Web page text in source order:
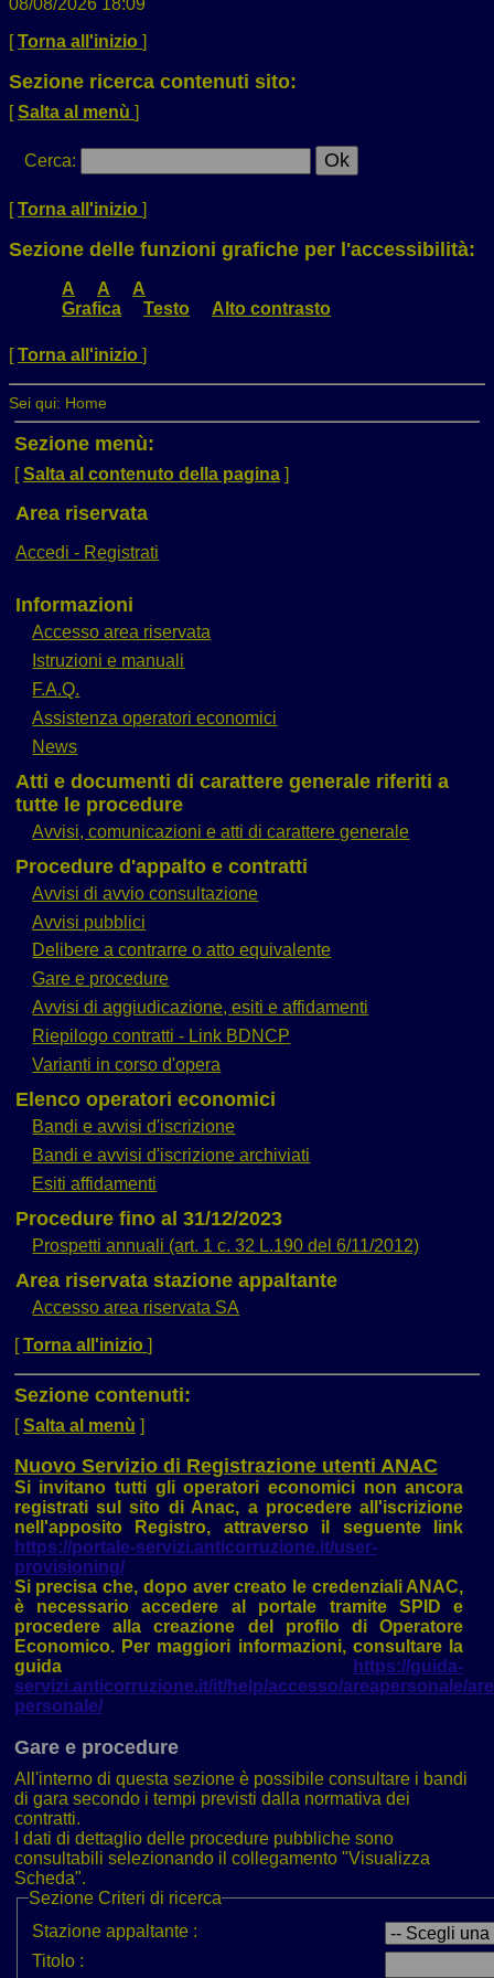
08/08/2026 18:09
[Torna all'inizio ]
Sezione ricerca contenuti sito:
[Salta al menù ]
Cerca:
[Torna all'inizio ]
Sezione delle funzioni grafiche per l'accessibilità:
A A
A
Grafica
Testo Alto contrasto
[Torna all'inizio ]
Sei qui: Home
Sezione menù:
[Salta al contenuto della pagina]
Area riservata
Accedi - Registrati
Informazioni
Accesso area riservata
Istruzioni e manuali
F.A.Q.
Assistenza operatori economici
News
Atti e documenti di carattere generale riferiti a
tutte le procedure
Avvisi, comunicazioni e atti di carattere generale
Procedure d'appalto e contratti
Avvisi di avvio consultazione
Avvisi pubblici
Delibere a contrarre o atto equivalente
Gare e procedure
Avvisi di aggiudicazione, esiti e affidamenti
Riepilogo contratti - Link BDNCP
Varianti in corso d'opera
Elenco operatori economici
Bandi e avvisi d'iscrizione
Bandi e avvisi d'iscrizione archiviati
Esiti affidamenti
Procedure fino al 31/12/2023
Prospetti annuali (art. 1 c. 32 L.190 del 6/11/2012)
Area riservata stazione appaltante
Accesso area riservata SA
[Torna all'inizio ]
Sezione contenuti:
[Salta al menù ]
Nuovo Servizio di Registrazione utenti ANAC
Si invitano tutti gli operatori economici non ancora
registrati sul sito di Anac, a procedere all'iscrizione
nell'apposito Registro, attraverso il seguente link
https://portale-servizi.anticorruzione.it/user-
provisioning/
Si precisa che, dopo aver creato le credenziali ANAC,
è necessario accedere al portale tramite SPID e
procedere alla creazione del profilo di Operatore
Economico. Per maggiori informazioni, consultare la
guida
https://guida-
servizi.anticorruzione.it/it/help/accesso/areapersonale/
personale/
Gare e procedure
All'interno di questa sezione è possibile consultare i bandi
di gara secondo i tempi previsti dalla normativa dei
contratti.
I dati di dettaglio delle procedure pubbliche sono
consultabili selezionando il collegamento "Visualizza
Scheda".
Sezione Criteri di ricerca
Stazione appaltante :
Titolo :